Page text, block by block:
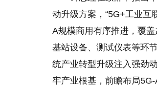
动升级方案，“5G+工业互
A规模商用有序推进，覆
基站设备、测试仪表等环
统产业转型升级注入强劲
牢产业根基，前瞻布局